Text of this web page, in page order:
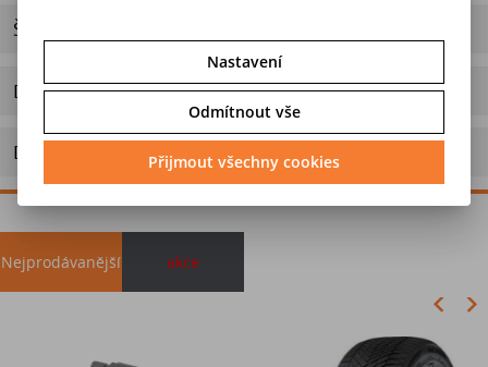
ŠTÍTEK EU
Dotaz na výrobek
Doporučit výrobek
Nejprodávanější akce
Nastavení
Odmítnout vše
Přijmout všechny cookies